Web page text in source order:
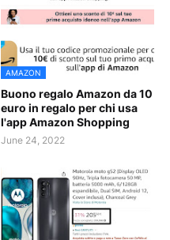
AMAZON
Buono regalo Amazon da 10
euro in regalo per chi usa
l'app Amazon Shopping
June 24, 2022